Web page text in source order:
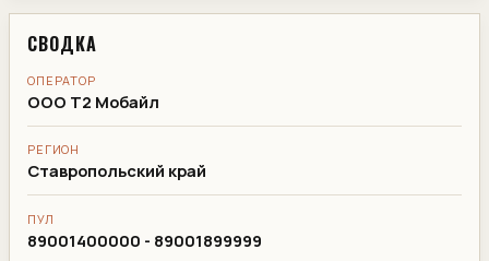
СВОДКА
ОПЕРАТОР
ООО Т2 Мобайл
РЕГИОН
Ставропольский край
ПУЛ
89001400000 - 89001899999